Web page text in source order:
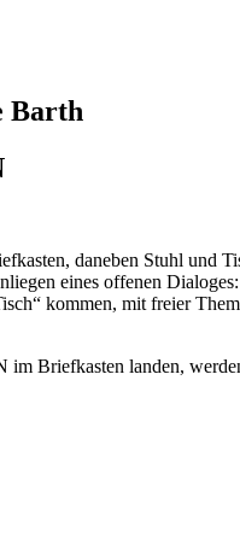
Barth
daneben Stuhl
eines offenen
kommen, mit freier
Briefkasten landen,